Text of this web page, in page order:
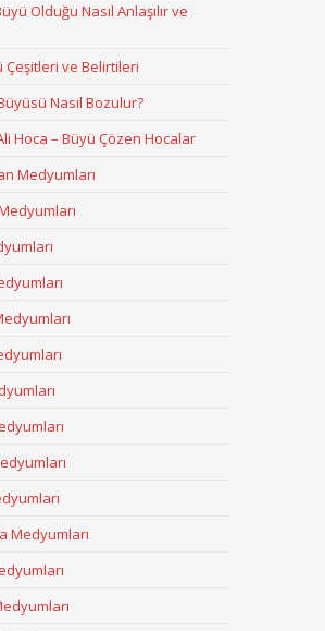
Olduğu Nasıl Anlaşılır ve
Çeşitleri ve Belirtileri
Nasıl Bozulur?
Hoca – Büyü Çözen Hocalar
Medyumları
Medyumları